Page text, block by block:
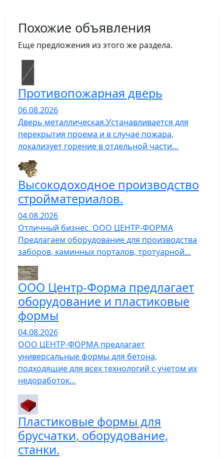
Похожие объявления
Еще предложения из этого же раздела.
Противопожарная дверь
06.08.2026
Дверь металлическая.Устанавливается для
перекрытия проема и в случае пожара,
локализует горение в отдельной части…
Высокодоходное производство
стройматериалов.
04.08.2026
Отличный бизнес. ООО ЦЕНТР-ФОРМА
Предлагаем оборудование для производства
заборов, каминных порталов, тротуарной…
ООО Центр-Форма предлагает
оборудование и пластиковые
формы
04.08.2026
ООО ЦЕНТР-ФОРМА предлагает
универсальные формы для бетона,
подходящие для всех технологий с учетом их
недоработок…
Пластиковые формы для
брусчатки, оборудование,
станки.